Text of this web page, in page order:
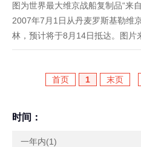
图为世界最大维京战船复制品“来
2007年7月1日从丹麦罗斯基勒维
林，预计将于8月14日抵达。图片
via Getty Images考古学家在丹麦
首页
1 末页
时间：
一年内(1)